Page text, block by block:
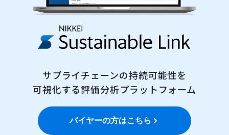
サプライチェーンの持続可能性を
可視化する評価分析プラットフォーム
バイヤーの方はこちら